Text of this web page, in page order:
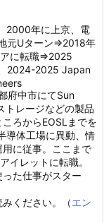
2000年に上京、電
元Uターン⇒2018年
に転職⇒2025
2024-2025 Japan
府中市にてSun
レージなどの製品
ろからEOSLまでを
導体工場に異動、情
に従事。ここまで
イレットに転職。
た仕事がスター
みください。（エン